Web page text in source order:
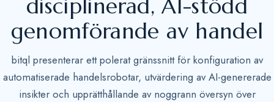
disciplinerad, AI-stödd
genomförande av handel
bitql presenterar ett polerat gränssnitt för konfiguration av
automatiserade handelsrobotar, utvärdering av AI-genererade
insikter och upprätthållande av noggrann översyn över